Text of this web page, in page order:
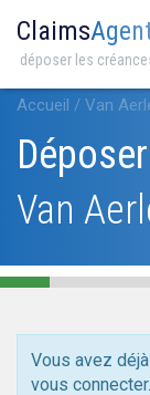
Claims
déposer les
Accueil / Van
Van
Vous avez
vous connecter.